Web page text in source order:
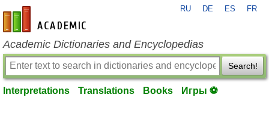
en-academic.com
RU DE ES FR
Academic Dictionaries and Encyclopedias
Search!
Interpretations Translations Books Игры ⚽